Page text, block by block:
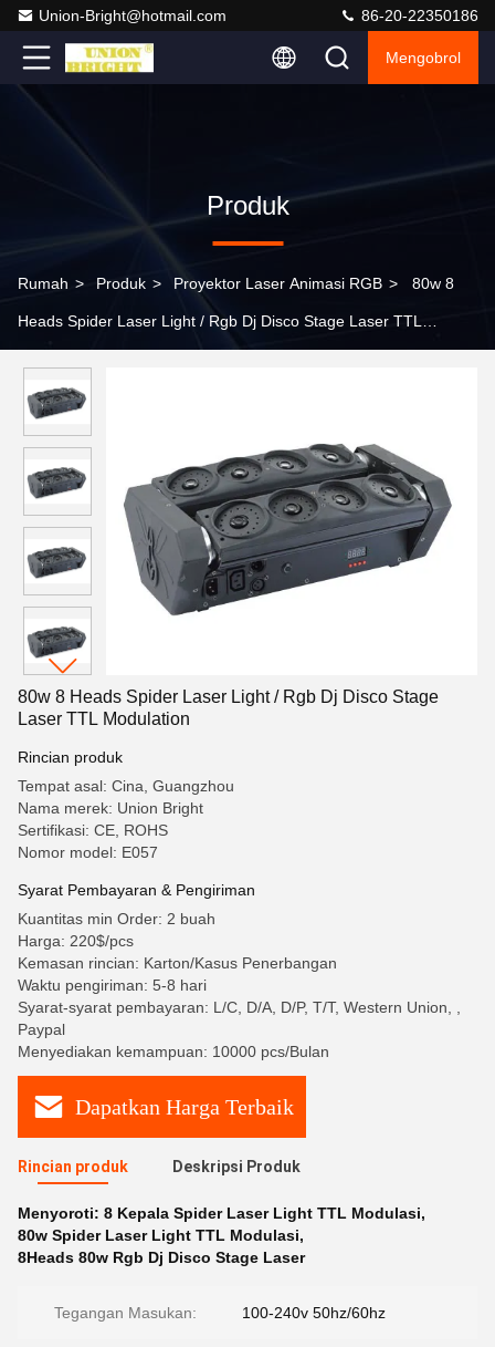
Union-Bright@hotmail.com 86-20-22350186
Mengobrol
Produk
Rumah > Produk > Proyektor Laser Animasi RGB > 80w 8
Heads Spider Laser Light / Rgb Dj Disco Stage Laser TTL
80w 8 Heads Spider Laser Light / Rgb Dj Disco Stage
Laser TTL Modulation
Rincian produk
Tempat asal: Cina, Guangzhou
Nama merek: Union Bright
Sertifikasi: CE, ROHS
Nomor model: E057
Syarat Pembayaran & Pengiriman
Kuantitas min Order: 2 buah
Harga: 220$/pcs
Kemasan rincian: Karton/Kasus Penerbangan
Waktu pengiriman: 5-8 hari
Syarat-syarat pembayaran: L/C, D/A, D/P, T/T, Western Union, ,
Paypal
Menyediakan kemampuan: 10000 pcs/Bulan
Dapatkan Harga Terbaik
Rincian produk Deskripsi Produk
Menyoroti: 8 Kepala Spider Laser Light TTL Modulasi,
80w Spider Laser Light TTL Modulasi,
8Heads 80w Rgb Dj Disco Stage Laser
Tegangan Masukan: 100-240v 50hz/60hz